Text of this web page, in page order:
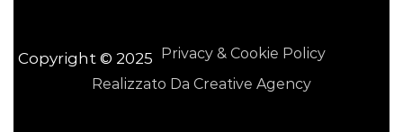
Copyright © 2025 Privacy & Cookie Policy
Realizzato Da Creative Agency